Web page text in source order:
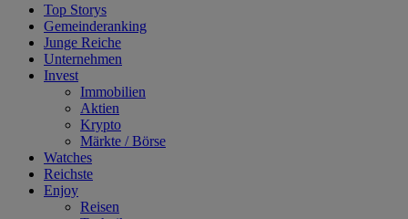
Top Storys
Gemeinderanking
Junge Reiche
Unternehmen
Invest
Immobilien
Aktien
Krypto
Märkte / Börse
Watches
Reichste
Enjoy
Reisen